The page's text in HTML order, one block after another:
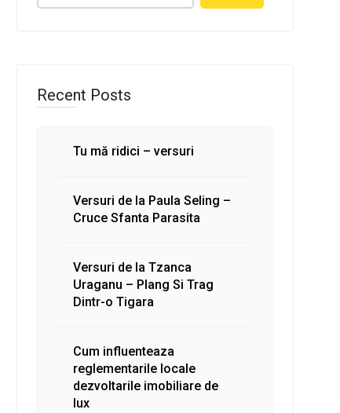
Recent Posts
Tu mă ridici – versuri
Versuri de la Paula Seling –
Cruce Sfanta Parasita
Versuri de la Tzanca
Uraganu – Plang Si Trag
Dintr-o Tigara
Cum influenteaza
reglementarile locale
dezvoltarile imobiliare de
lux